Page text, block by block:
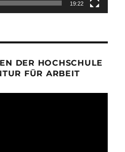
19:22
DER HOCHSCHULE
FÜR ARBEIT